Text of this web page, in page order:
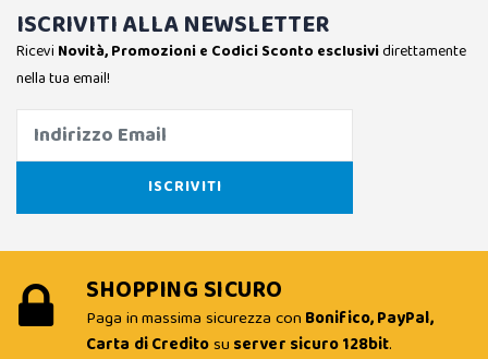
ISCRIVITI ALLA NEWSLETTER
Ricevi Novità, Promozioni e Codici Sconto esclusividirettamente
nella tua email!
SHOPPING SICURO
Paga in massima sicurezza con Bonifico, PayPal,
Carta di Creditosu server sicuro 128bit.